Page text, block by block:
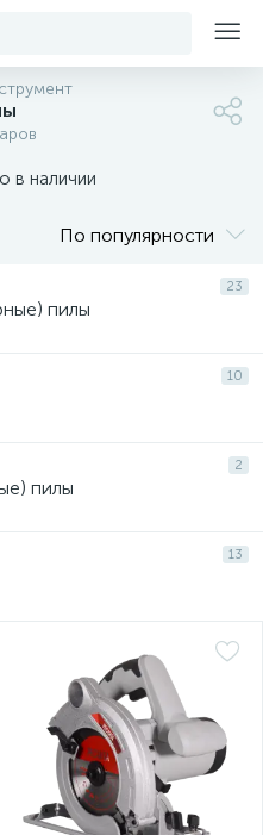
в наличии
По популярности
23
пилы
10
2
пилы
13